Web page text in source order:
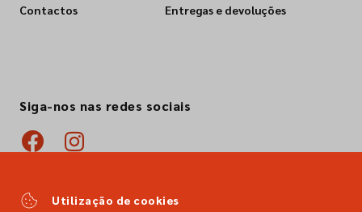
Contactos Entregas e devoluções
Siga-nos nas redes sociais
Utilização de cookies